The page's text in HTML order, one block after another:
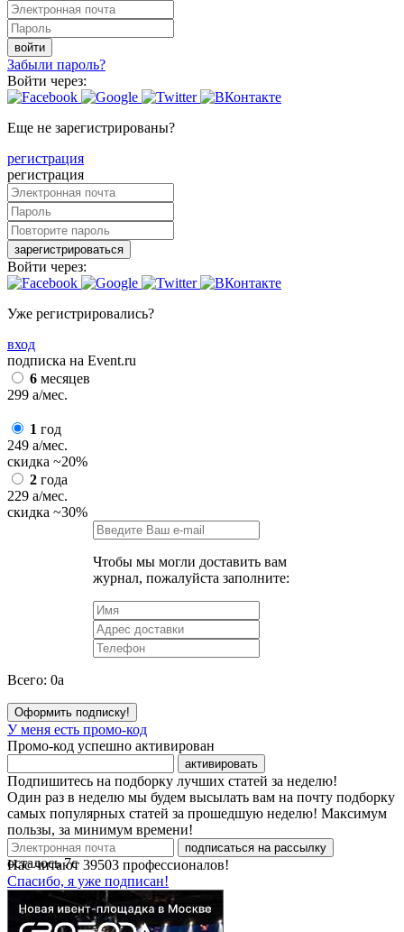
войти
Забыли пароль?
Войти через:
Еще не зарегистрированы?
регистрация
регистрация
зарегистрироваться
Войти через:
Уже регистрировались?
вход
подписка на Event.ru
6 месяцев
299 a/мес.
1 год
249 a/мес.
скидка ~20%
2 года
229 a/мес.
скидка ~30%
Чтобы мы могли доставить вам
журнал, пожалуйста заполните:
Всего: 0a
Оформить подписку!
У меня есть промо-код
Промо-код успешно активирован
активировать
Подпишитесь на подборку лучших статей за неделю!
Один раз в неделю мы будем высылать вам на почту подборку
самых популярных статей за прошедшую неделю! Максимум
пользы, за минимум времени!
подписаться на рассылку
Нас читают 39503 профессионалов!
Спасибо, я уже подписан!
осталось7с